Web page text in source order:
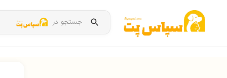
جستجو در